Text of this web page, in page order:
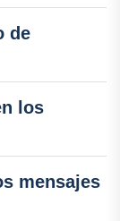
de
los
mensajes